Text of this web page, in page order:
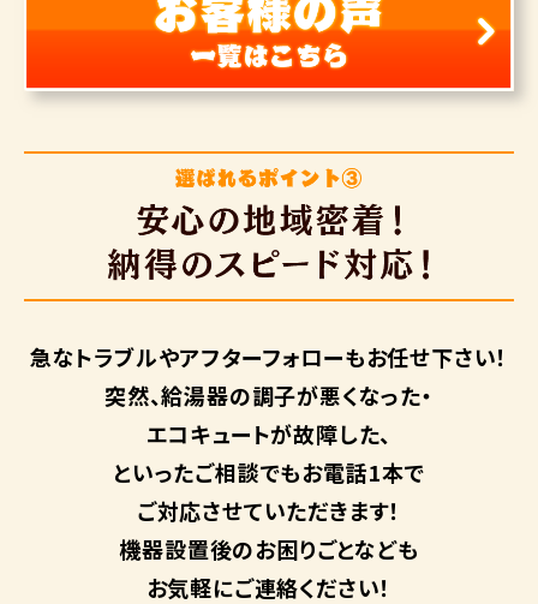
急なトラブルやアフターフォローもお任せ下さい！
突然、給湯器の調子が悪くなった・
エコキュートが故障した、
といったご相談でもお電話1本で
ご対応させていただきます！
機器設置後のお困りごとなども
お気軽にご連絡ください！